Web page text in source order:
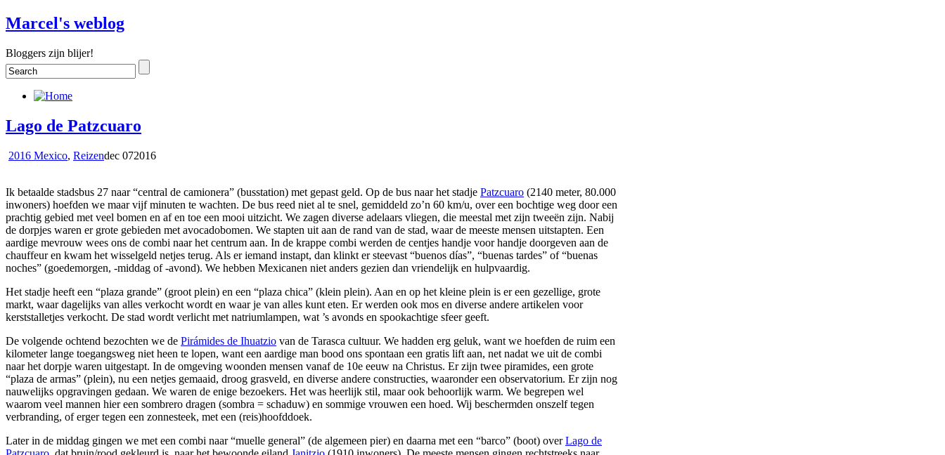
Marcel's weblog
Bloggers zijn blijer!
Lago de Patzcuaro
2016 Mexico, Reizendec 072016
Ik betaalde stadsbus 27 naar “central de camionera” (busstation) met gepast geld. Op de bus naar het stadje Patzcuaro (2140 meter, 80.000
inwoners) hoefden we maar vijf minuten te wachten. De bus reed niet al te snel, gemiddeld zo’n 60 km/u, over een bochtige weg door een
prachtig gebied met veel bomen en af en toe een mooi uitzicht. We zagen diverse adelaars vliegen, die meestal met zijn tweeën zijn. Nabij
de dorpjes waren er grote gebieden met avocadobomen. We stapten uit aan de rand van de stad, waar de meeste mensen uitstapten. Een
aardige mevrouw wees ons de combi naar het centrum aan. In de krappe combi werden de centjes handje voor handje doorgeven aan de
chauffeur en kwam het wisselgeld netjes terug. Als er iemand instapt, dan klinkt er steevast “buenos días”, “buenas tardes” of “buenas
noches” (goedemorgen, -middag of -avond). We hebben Mexicanen niet anders gezien dan vriendelijk en hulpvaardig.
Het stadje heeft een “plaza grande” (groot plein) en een “plaza chica” (klein plein). Aan en op het kleine plein is er een gezellige, grote
markt, waar dagelijks van alles verkocht wordt en waar je van alles kunt eten. Er werden ook mos en diverse andere artikelen voor
kerststalletjes verkocht. De stad wordt verlicht met natriumlampen, wat ’s avonds en spookachtige sfeer geeft.
De volgende ochtend bezochten we de Pirámides de Ihuatzio van de Tarasca cultuur. We hadden erg geluk, want we hoefden de ruim een
kilometer lange toegangsweg niet heen te lopen, want een aardige man bood ons spontaan een gratis lift aan, net nadat we uit de combi
naar het dorpje waren uitgestapt. In de omgeving woonden mensen vanaf de 10e eeuw na Christus. Er zijn twee piramides, een grote
“plaza de armas” (plein), nu een netjes gemaaid, droog grasveld, en diverse andere constructies, waaronder een observatorium. Er zijn nog
nauwelijks opgravingen gedaan. We waren de enige bezoekers. Het was heerlijk stil, maar ook behoorlijk warm. We begrepen wel
waarom veel mannen hier een sombrero dragen (sombra = schaduw) en sommige vrouwen een hoed. Wij beschermden onszelf tegen
verbranding, of erger tegen een zonnesteek, met een (reis)hoofddoek.
Later in de middag gingen we met een combi naar “muelle general” (de algemeen pier) en daarna met een “barco” (boot) overLago de